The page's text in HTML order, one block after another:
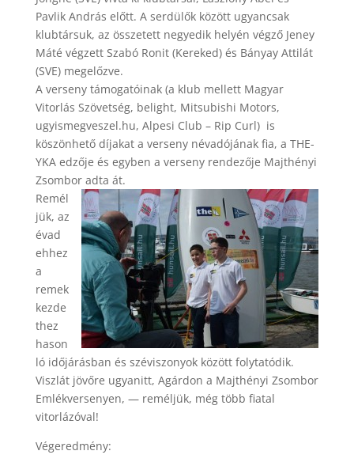
Pavlik András előtt. A serdülők között ugyancsak
klubtársuk, az összetett negyedik helyén végző Jeney
Máté végzett Szabó Ronit (Kereked) és Bányay Attilát
(SVE) megelőzve.
A verseny támogatóinak (a klub mellett Magyar
Vitorlás Szövetség, belight, Mitsubishi Motors,
ugyismegveszel.hu, Alpesi Club – Rip Curl) is
köszönhető díjakat a verseny névadójának fia, a THE-
YKA edzője és egyben a verseny rendezője Majthényi
Zsombor adta át.
Remél
jük, az
évad
ehhez
a
remek
kezde
thez
hason
ló időjárásban és széviszonyok között folytatódik.
Viszlát jövőre ugyanitt, Agárdon a Majthényi Zsombor
Emlékversenyen, — reméljük, még több fiatal
vitorlázóval!
Végeredmény: